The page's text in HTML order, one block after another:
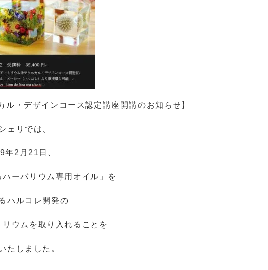
ル・デザインコース認定講座開講のお知らせ】
ェリでは、
年2月21日、
ハーバリウム専用オイル」を
ハルコレ開発の
リウムを取り入れることを
たしました。